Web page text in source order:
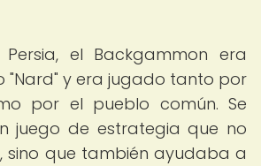
el Backgammon era
"Nard" y era jugado tanto por
por el pueblo común. Se
juego de estrategia que no
sino que también ayudaba a